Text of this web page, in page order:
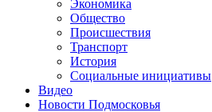
Экономика
Общество
Происшествия
Транспорт
История
Социальные инициативы
Видео
Новости Подмосковья